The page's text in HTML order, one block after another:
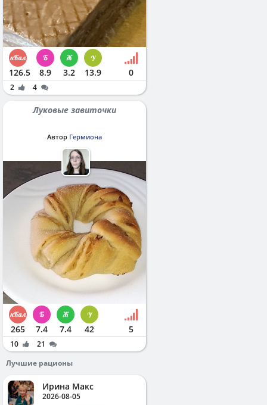
126.5 8.9 3.2 13.9 0
2 4
Луковые завиточки
Автор Гермиона
265 7.4 7.4 42 5
10
21
Лучшие рационы
Ирина Макс
2026-08-05